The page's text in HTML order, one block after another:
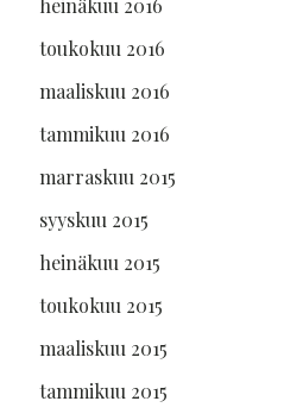
heinäkuu 2016
toukokuu 2016
maaliskuu 2016
tammikuu 2016
marraskuu 2015
syyskuu 2015
heinäkuu 2015
toukokuu 2015
maaliskuu 2015
tammikuu 2015